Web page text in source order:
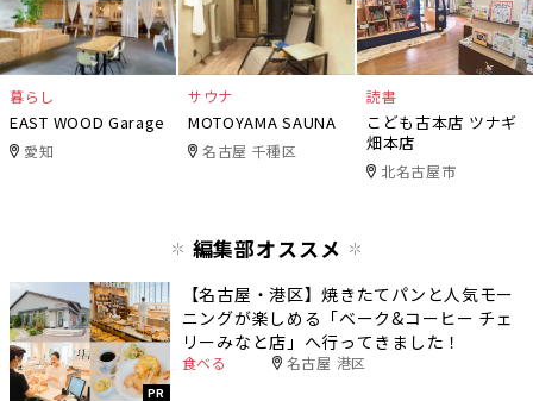
暮らし
EAST WOOD Garage
愛知
サウナ
MOTOYAMA SAUNA
名古屋 千種区
読書
こども古本店 ツナギ
畑本店
北名古屋市
編集部オススメ
PR
【名古屋・港区】焼きたてパンと人気モー
ニングが楽しめる「ベーク&コーヒー チェ
リーみなと店」へ行ってきました！
食べる 名古屋 港区